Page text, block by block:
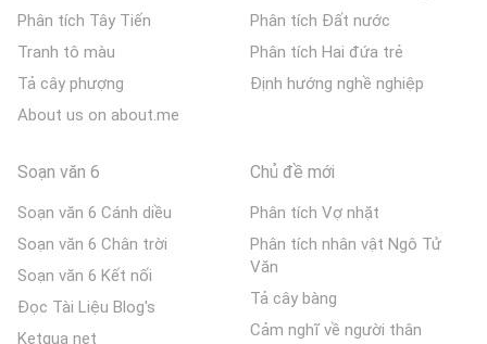
Phân tích Tây Tiến
Tranh tô màu
Tả cây phượng
About us on about.me
Phân tích Đất nước
Phân tích Hai đứa trẻ
Định hướng nghề nghiệp
Soạn văn 6
Soạn văn 6 Cánh diều
Soạn văn 6 Chân trời
Soạn văn 6 Kết nối
Đọc Tài Liệu Blog's
Ketqua net
Chủ đề mới
Phân tích Vợ nhặt
Phân tích nhân vật Ngô Tử
Văn
Tả cây bàng
Cảm nghĩ về người thân